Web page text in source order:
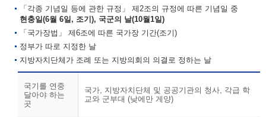
「각종 기념일 등에 관한 규정」 제2조의 규정에 따른 기념일 중
현충일(6월 6일, 조기), 국군의 날(10월1일)
「국가장법」 제6조에 따른 국가장 기간(조기)
정부가 따로 지정한 날
지방자치단체가 조례 또는 지방의회의 의결로 정하는 날
국기를 연중
달아야 하는
곳
국가, 지방자치단체 및 공공기관의 청사, 각급 학
교와 군부대 (낮에만 게양)